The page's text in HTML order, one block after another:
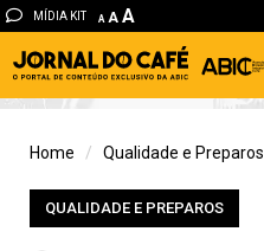
MÍDIA KIT A A A
Home Qualidade e Preparos
QUALIDADE E PREPAROS